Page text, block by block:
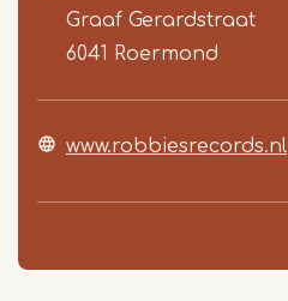
Graaf Gerardstraat
6041 Roermond
www.robbiesrecords.nl